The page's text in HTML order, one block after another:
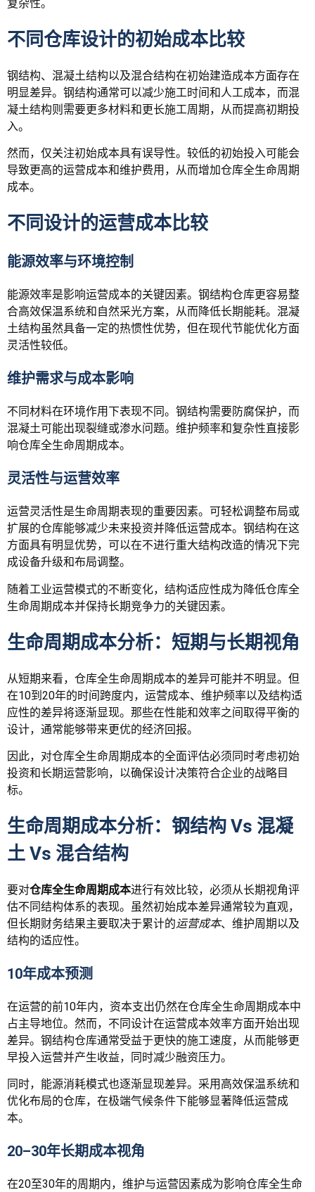
复杂性。
不同仓库设计的初始成本比较
钢结构、混凝土结构以及混合结构在初始建造成本方面存在
明显差异。钢结构通常可以减少施工时间和人工成本，而混
凝土结构则需要更多材料和更长施工周期，从而提高初期投
入。
然而，仅关注初始成本具有误导性。较低的初始投入可能会
导致更高的运营成本和维护费用，从而增加仓库全生命周期
成本。
不同设计的运营成本比较
能源效率与环境控制
能源效率是影响运营成本的关键因素。钢结构仓库更容易整
合高效保温系统和自然采光方案，从而降低长期能耗。混凝
土结构虽然具备一定的热惯性优势，但在现代节能优化方面
灵活性较低。
维护需求与成本影响
不同材料在环境作用下表现不同。钢结构需要防腐保护，而
混凝土可能出现裂缝或渗水问题。维护频率和复杂性直接影
响仓库全生命周期成本。
灵活性与运营效率
运营灵活性是生命周期表现的重要因素。可轻松调整布局或
扩展的仓库能够减少未来投资并降低运营成本。钢结构在这
方面具有明显优势，可以在不进行重大结构改造的情况下完
成设备升级和布局调整。
随着工业运营模式的不断变化，结构适应性成为降低仓库全
生命周期成本并保持长期竞争力的关键因素。
生命周期成本分析：短期与长期视角
从短期来看，仓库全生命周期成本的差异可能并不明显。但
在10到20年的时间跨度内，运营成本、维护频率以及结构适
应性的差异将逐渐显现。那些在性能和效率之间取得平衡的
设计，通常能够带来更优的经济回报。
因此，对仓库全生命周期成本的全面评估必须同时考虑初始
投资和长期运营影响，以确保设计决策符合企业的战略目
标。
生命周期成本分析：钢结构 Vs 混凝
土 Vs 混合结构
要对仓库全生命周期成本进行有效比较，必须从长期视角评
估不同结构体系的表现。虽然初始成本差异通常较为直观，
但长期财务结果主要取决于累计的运营成本、维护周期以及
结构的适应性。
10年成本预测
在运营的前10年内，资本支出仍然在仓库全生命周期成本中
占主导地位。然而，不同设计在运营成本效率方面开始出现
差异。钢结构仓库通常受益于更快的施工速度，从而能够更
早投入运营并产生收益，同时减少融资压力。
同时，能源消耗模式也逐渐显现差异。采用高效保温系统和
优化布局的仓库，在极端气候条件下能够显著降低运营成
本。
20–30年长期成本视角
在20至30年的周期内，维护与运营因素成为影响仓库全生命